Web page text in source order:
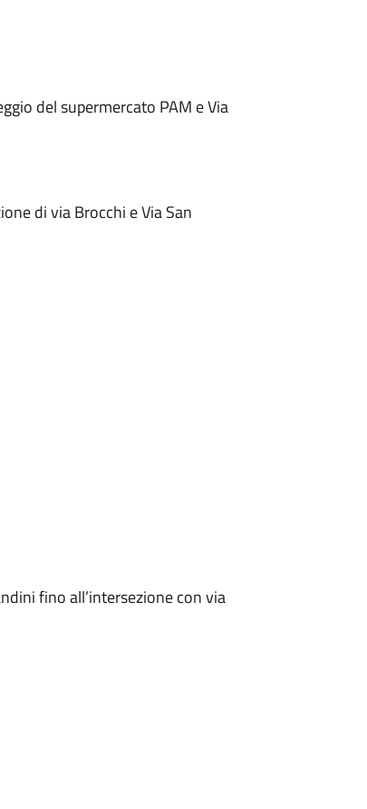
del supermercato PAM e Via
di via Brocchi e Via San
fino all’intersezione con via